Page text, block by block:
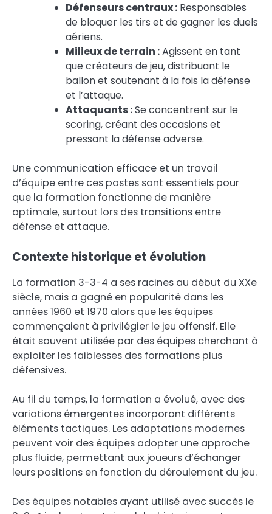
Défenseurs centraux : Responsables
de bloquer les tirs et de gagner les duels
aériens.
Milieux de terrain :Agissent en tant
que créateurs de jeu, distribuant le
ballon et soutenant à la fois la défense
et l’attaque.
Attaquants :Se concentrent sur le
scoring, créant des occasions et
pressant la défense adverse.
Une communication efficace et un travail
d’équipe entre ces postes sont essentiels pour
que la formation fonctionne de manière
optimale, surtout lors des transitions entre
défense et attaque.
Contexte historique et évolution
La formation 3-3-4 a ses racines au début du XXe
siècle, mais a gagné en popularité dans les
années 1960 et 1970 alors que les équipes
commençaient à privilégier le jeu offensif. Elle
était souvent utilisée par des équipes cherchant à
exploiter les faiblesses des formations plus
défensives.
Au fil du temps, la formation a évolué, avec des
variations émergentes incorporant différents
éléments tactiques. Les adaptations modernes
peuvent voir des équipes adopter une approche
plus fluide, permettant aux joueurs d’échanger
leurs positions en fonction du déroulement du jeu.
Des équipes notables ayant utilisé avec succès le